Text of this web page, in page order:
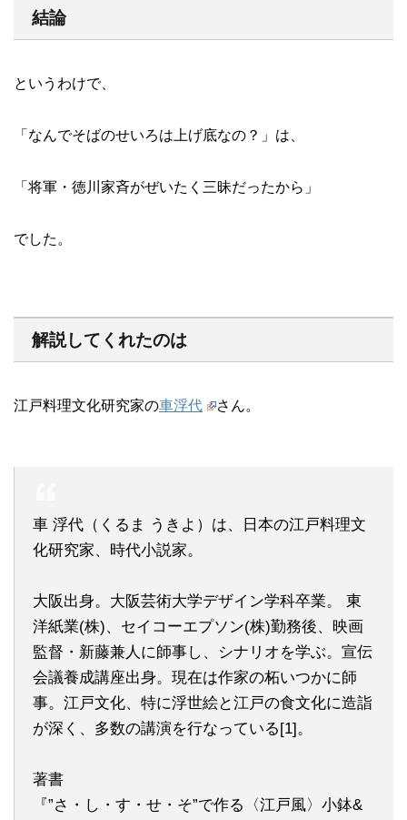
結論
というわけで、
「なんでそばのせいろは上げ底なの？」は、
「将軍・徳川家斉がぜいたく三昧だったから」
でした。
解説してくれたのは
江戸料理文化研究家の車浮代 さん。
車 浮代（くるま うきよ）は、日本の江戸料理文
化研究家、時代小説家。
大阪出身。大阪芸術大学デザイン学科卒業。 東
洋紙業(株)、セイコーエプソン(株)勤務後、映画
監督・新藤兼人に師事し、シナリオを学ぶ。宣伝
会議養成講座出身。現在は作家の柘いつかに師
事。江戸文化、特に浮世絵と江戸の食文化に造詣
が深く、多数の講演を行なっている[1]。
著書
『”さ・し・す・せ・そ”で作る〈江戸風〉小鉢&